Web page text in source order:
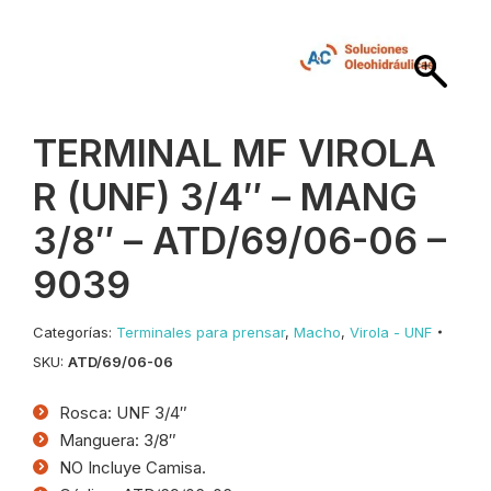
TERMINAL MF VIROLA
R (UNF) 3/4″ – MANG
3/8″ – ATD/69/06-06 –
9039
Categorías: Terminales para prensar, Macho, Virola - UNF
SKU: ATD/69/06-06
Rosca: UNF 3/4″
Manguera: 3/8″
NO Incluye Camisa.